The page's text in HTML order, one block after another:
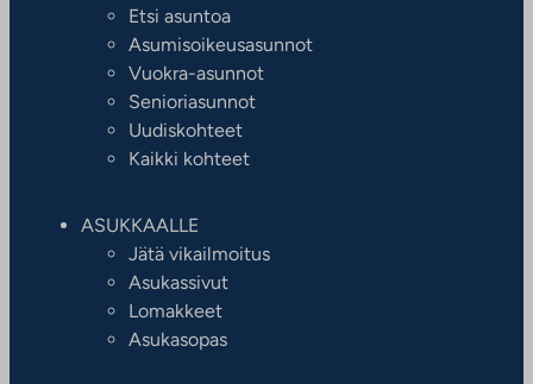
Etsi asuntoa
Asumisoikeusasunnot
Vuokra-asunnot
Senioriasunnot
Uudiskohteet
Kaikki kohteet
ASUKKAALLE
Jätä vikailmoitus
Asukassivut
Lomakkeet
Asukasopas